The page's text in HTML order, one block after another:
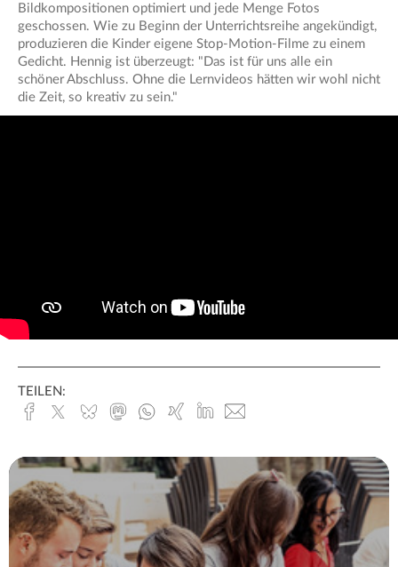
Bildkompositionen optimiert und jede Menge Fotos
geschossen. Wie zu Beginn der Unterrichtsreihe angekündigt,
produzieren die Kinder eigene Stop-Motion-Filme zu einem
Gedicht. Hennig ist überzeugt: "Das ist für uns alle ein
schöner Abschluss. Ohne die Lernvideos hätten wir wohl nicht
die Zeit, so kreativ zu sein."
TEILEN:
Facebook
x.com BlueskyMastodonWhatsapp
Xing
Linked